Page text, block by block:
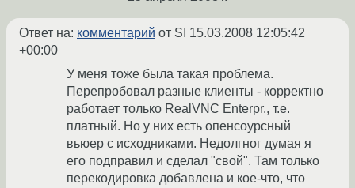
Ответ на: комментарий от SI 15.03.2008 12:05:42
+00:00
У меня тоже была такая проблема.
Перепробовал разные клиенты - корректно
работает только RealVNC Enterpr., т.е.
платный. Но у них есть опенсоурсный
вьюер с исходниками. Недолгног думая я
его подправил и сделал "свой". Там только
перекодировка добавлена и кое-что, что